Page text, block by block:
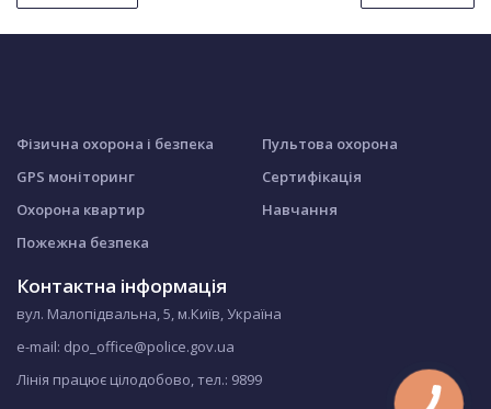
Фізична охорона і безпека
GPS моніторинг
Охорона квартир
Пожежна безпека
Пультова охорона
Сертифікація
Навчання
Контактна інформація
вул. Малопідвальна, 5, м.Київ, Україна
e-mail: dpo_office@police.gov.ua
Лінія працює цілодобово, тел.: 9899